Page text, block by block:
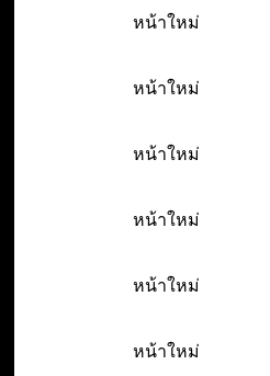
หน้าใหม่
หน้าใหม่
หน้าใหม่
หน้าใหม่
หน้าใหม่
หน้าใหม่